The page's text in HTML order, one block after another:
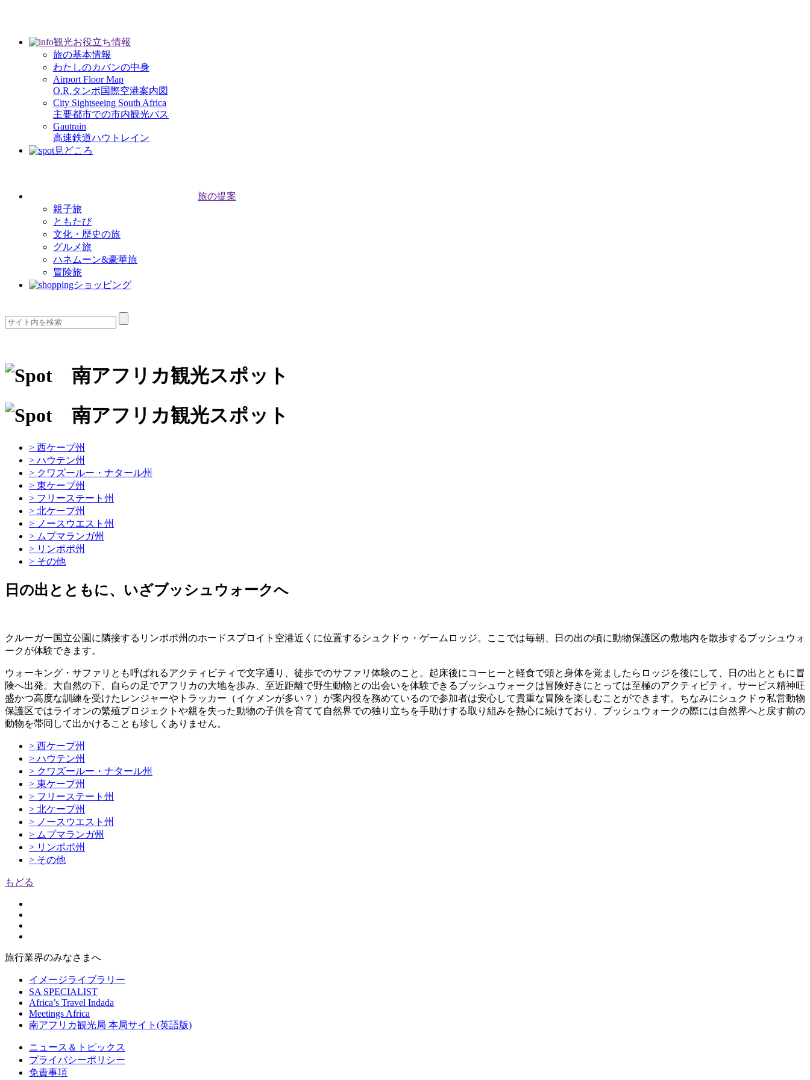
観光お役立ち情報
旅の基本情報
わたしのカバンの中身
Airport Floor Map
O.R.タンボ国際空港案内図
City Sightseeing South Africa
主要都市での市内観光バス
Gautrain
高速鉄道ハウトレイン
見どころ
旅の提案
親子旅
ともたび
文化・歴史の旅
グルメ旅
ハネムーン&豪華旅
冒険旅
ショッピング
> 西ケープ州
> ハウテン州
> クワズールー・ナタール州
> 東ケープ州
> フリーステート州
> 北ケープ州
> ノースウエスト州
> ムプマランガ州
> リンポポ州
> その他
日の出とともに、いざブッシュウォークへ
クルーガー国立公園に隣接するリンポポ州のホードスプロイト空港近くに位置するシュクドゥ・ゲームロッジ。ここでは毎朝、日の出の頃に動物保護区の敷地内を散歩するブッシュウォ
ークが体験できます。
ウォーキング・サファリとも呼ばれるアクティビティで文字通り、徒歩でのサファリ体験のこと。起床後にコーヒーと軽食で頭と身体を覚ましたらロッジを後にして、日の出とともに冒
険へ出発。大自然の下、自らの足でアフリカの大地を歩み、至近距離で野生動物との出会いを体験できるブッシュウォークは冒険好きにとっては至極のアクティビティ。サービス精神旺
盛かつ高度な訓練を受けたレンジャーやトラッカー（イケメンが多い？）が案内役を務めているので参加者は安心して貴重な冒険を楽しむことができます。ちなみにシュクドゥ私営動物
保護区ではライオンの繁殖プロジェクトや親を失った動物の子供を育てて自然界での独り立ちを手助けする取り組みを熱心に続けており、ブッシュウォークの際には自然界へと戻す前の
動物を帯同して出かけることも珍しくありません。
> 西ケープ州
> ハウテン州
> クワズールー・ナタール州
> 東ケープ州
> フリーステート州
> 北ケープ州
> ノースウエスト州
> ムプマランガ州
> リンポポ州
> その他
もどる
旅行業界のみなさまへ
イメージライブラリー
SA SPECIALIST
Africa’s Travel Indada
Meetings Africa
南アフリカ観光局 本局サイト(英語版)
ニュース＆トピックス
プライバシーポリシー
免責事項